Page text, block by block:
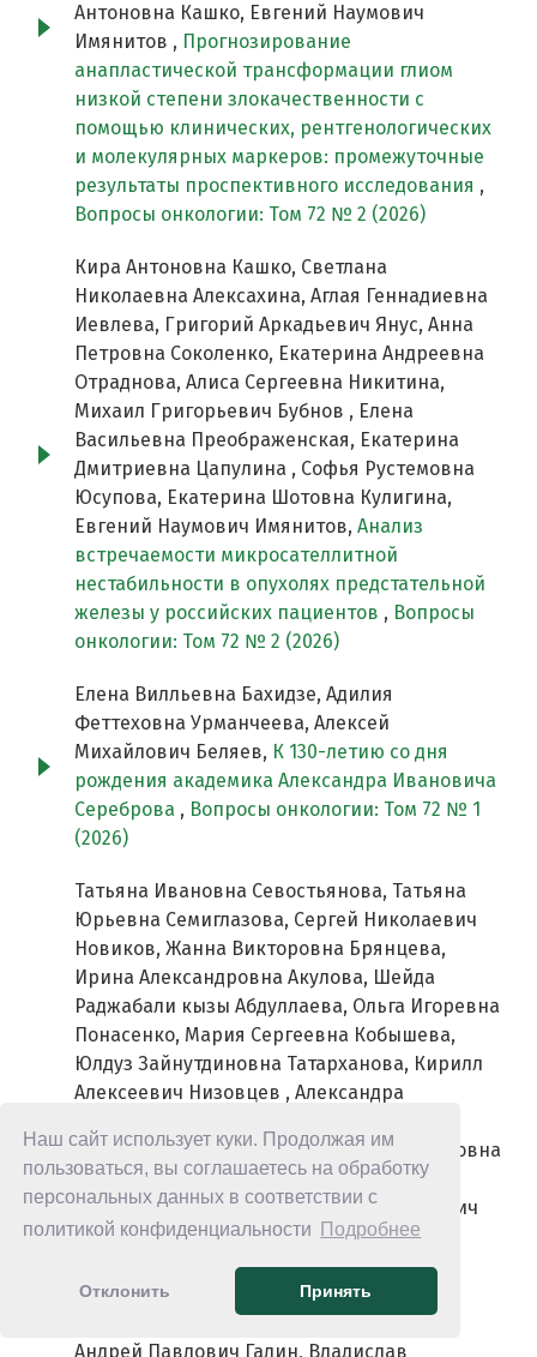
Наш сайт использует куки. Продолжая им
пользоваться, вы соглашаетесь на обработку
персональных данных в соответствии с
политикой конфиденциальности
Подробнее
Отклонить Принять
Антоновна Кашко, Евгений Наумович
Имянитов , Прогнозирование
анапластической трансформации глиом
низкой степени злокачественности с
помощью клинических, рентгенологических
и молекулярных маркеров: промежуточные
результаты проспективного исследования ,
Вопросы онкологии: Том 72 № 2 (2026)
Кира Антоновна Кашко, Светлана
Николаевна Алексахина, Аглая Геннадиевна
Иевлева, Григорий Аркадьевич Янус, Анна
Петровна Соколенко, Екатерина Андреевна
Отраднова, Алиса Сергеевна Никитина,
Михаил Григорьевич Бубнов , Елена
Васильевна Преображенская, Екатерина
Дмитриевна Цапулина , Софья Рустемовна
Юсупова, Екатерина Шотовна Кулигина,
Евгений Наумович Имянитов, Анализ
встречаемости микросателлитной
нестабильности в опухолях предстательной
железы у российских пациентов , Вопросы
онкологии: Том 72 № 2 (2026)
Елена Вилльевна Бахидзе, Адилия
Феттеховна Урманчеева, Алексей
Михайлович Беляев, К 130-летию со дня
рождения академика Александра Ивановича
Сереброва , Вопросы онкологии: Том 72 № 1
(2026)
Татьяна Ивановна Севостьянова, Татьяна
Юрьевна Семиглазова, Сергей Николаевич
Новиков, Жанна Викторовна Брянцева,
Ирина Александровна Акулова, Шейда
Раджабали кызы Абдуллаева, Ольга Игоревна
Понасенко, Мария Сергеевна Кобышева,
Юлдуз Зайнутдиновна Татарханова, Кирилл
Алексеевич Низовцев , Александра
Викторовна Клименко, Лариса Валентиновна
Филатова, Борис Сергеевич Каспаров,
Рашида Вахидовна Орлова, Марк Игоревич
Глузман, Анна Эдуардовна Протасова,
Надежда Валерьевна Крюкова, Елена
Михайловна Павлова, Мария Игоревна
Андрей Павлович Галин, Владислав